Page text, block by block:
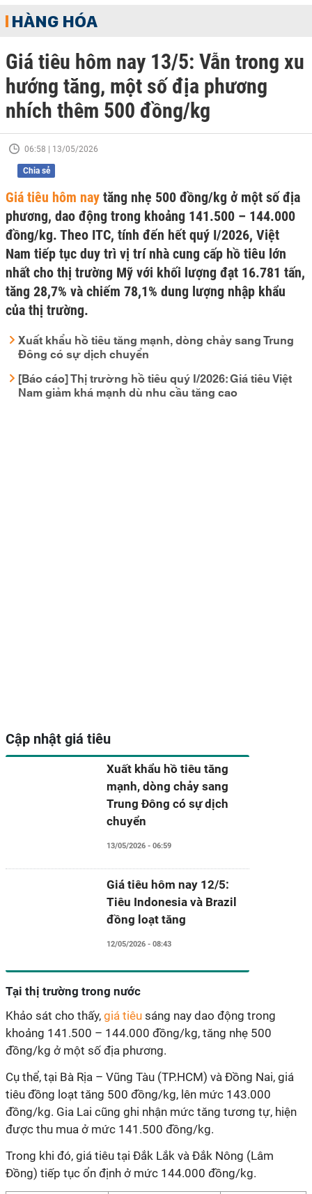
HÀNG HÓA
Giá tiêu hôm nay 13/5: Vẫn trong xu
hướng tăng, một số địa phương
nhích thêm 500 đồng/kg
06:58 | 13/05/2026
Chia sẻ
Giá tiêu hôm nay tăng nhẹ 500 đồng/kg ở một số địa
phương, dao động trong khoảng 141.500 – 144.000
đồng/kg. Theo ITC, tính đến hết quý I/2026, Việt
Nam tiếp tục duy trì vị trí nhà cung cấp hồ tiêu lớn
nhất cho thị trường Mỹ với khối lượng đạt 16.781 tấn,
tăng 28,7% và chiếm 78,1% dung lượng nhập khẩu
của thị trường.
Xuất khẩu hồ tiêu tăng mạnh, dòng chảy sang Trung
Đông có sự dịch chuyển
[Báo cáo] Thị trường hồ tiêu quý I/2026: Giá tiêu Việt
Nam giảm khá mạnh dù nhu cầu tăng cao
Cập nhật giá tiêu
Xuất khẩu hồ tiêu tăng
mạnh, dòng chảy sang
Trung Đông có sự dịch
chuyển
13/05/2026 - 06:59
Giá tiêu hôm nay 12/5:
Tiêu Indonesia và Brazil
đồng loạt tăng
12/05/2026 - 08:43
Tại thị trường trong nước
Khảo sát cho thấy, giá tiêu sáng nay dao động trong
khoảng 141.500 – 144.000 đồng/kg, tăng nhẹ 500
đồng/kg ở một số địa phương.
Cụ thể, tại Bà Rịa – Vũng Tàu (TP.HCM) và Đồng Nai, giá
tiêu đồng loạt tăng 500 đồng/kg, lên mức 143.000
đồng/kg. Gia Lai cũng ghi nhận mức tăng tương tự, hiện
được thu mua ở mức 141.500 đồng/kg.
Trong khi đó, giá tiêu tại Đắk Lắk và Đắk Nông (Lâm
Đồng) tiếp tục ổn định ở mức 144.000 đồng/kg.